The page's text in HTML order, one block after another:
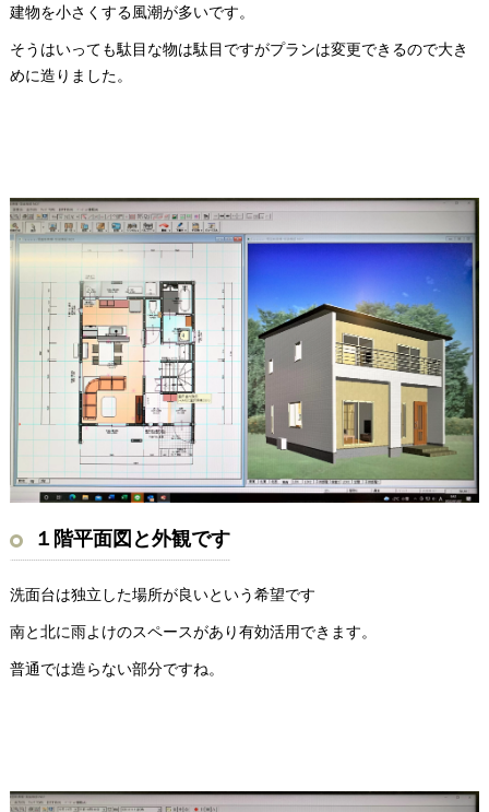
建物を小さくする風潮が多いです。
そうはいっても駄目な物は駄目ですがプランは変更できるので大き
めに造りました。
１階平面図と外観です
洗面台は独立した場所が良いという希望です
南と北に雨よけのスペースがあり有効活用できます。
普通では造らない部分ですね。